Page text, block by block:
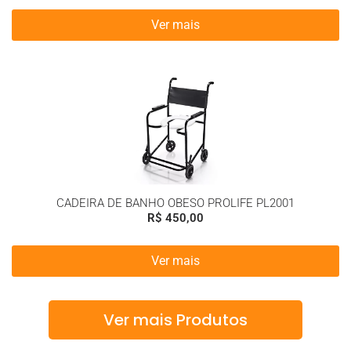
Ver mais
CADEIRA DE BANHO OBESO PROLIFE PL2001
R$ 450,00
Ver mais
Ver mais Produtos